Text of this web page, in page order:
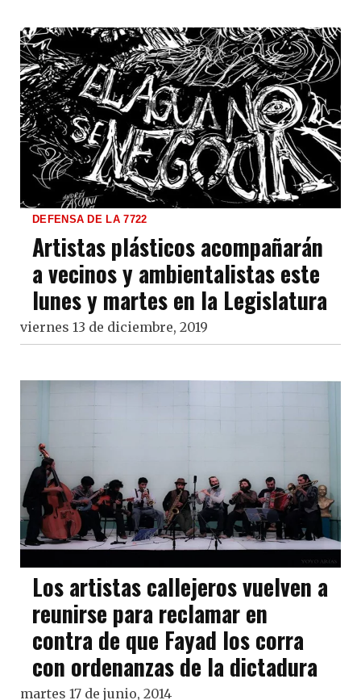
DEFENSA DE LA 7722
Artistas plásticos acompañarán
a vecinos y ambientalistas este
lunes y martes en la Legislatura
viernes 13 de diciembre, 2019
Los artistas callejeros vuelven a
reunirse para reclamar en
contra de que Fayad los corra
con ordenanzas de la dictadura
martes 17 de junio, 2014